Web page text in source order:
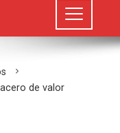
de valor